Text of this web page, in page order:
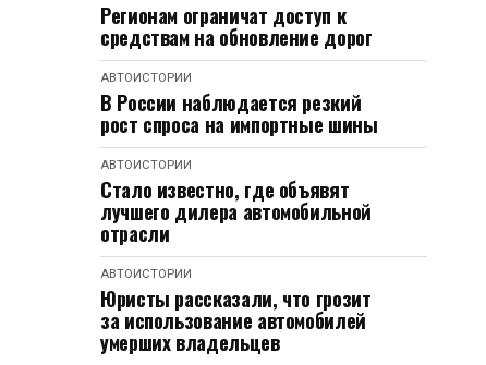
Регионам ограничат доступ к
средствам на обновление дорог
АВТОИСТОРИИ
В России наблюдается резкий
рост спроса на импортные шины
АВТОИСТОРИИ
Стало известно, где объявят
лучшего дилера автомобильной
отрасли
АВТОИСТОРИИ
Юристы рассказали, что грозит
за использование автомобилей
умерших владельцев